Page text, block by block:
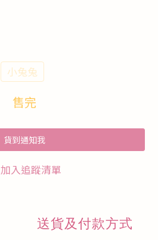
小兔兔
售完
貨到通知我
加入追蹤清單
送貨及付款方式